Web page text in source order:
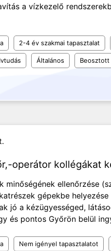
a vízkezelő
2-4 év szakmai tapasztalat
Általános Beosztott
operátor kollégákat
minőségének ellenőrzése
gépekbe
jó a kézügyességed,
és pontos Győrön belül
Nem igényel tapasztalatot